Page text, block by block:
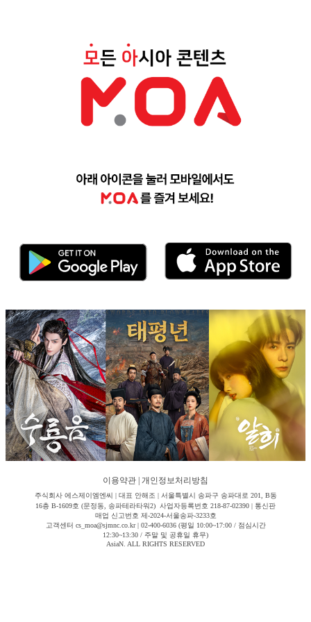
이용약관 개인정보처리방침
주식회사 에스제이엠엔씨 | 대표 안해조 | 서울특별시 송파구 송파대로 201, B동
16층 B-1609호 (문정동, 송파테라타워2) 사업자등록번호 218-87-02390 | 통신판
매업 신고번호 제-2024-서울송파-3233호
고객센터 cs_moa@sjmnc.co.kr | 02-400-6036 (평일 10:00~17:00 / 점심시간
12:30~13:30 / 주말 및 공휴일 휴무)
AsiaN. ALL RIGHTS RESERVED